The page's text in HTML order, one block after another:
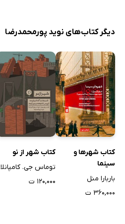
دیگر کتاب‌های نوید پورمحمدرضا
کتاب شهرها و
سینما
باربارا منل
۳۶۰,۰۰۰ ت
کتاب شهر از نو
توماس جی. کامپانلا
۱۲۰,۰۰۰ ت